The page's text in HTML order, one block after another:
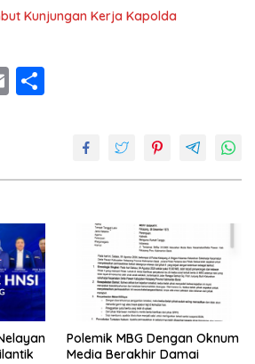
Kunjungan Kerja Kapolda
E
m
Polemik MBG Dengan Oknum
Media Berakhir Damai